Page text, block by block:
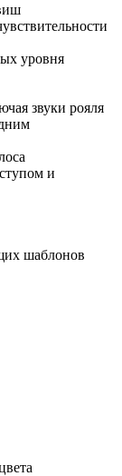
уровня
звуки рояля
и
шаблонов